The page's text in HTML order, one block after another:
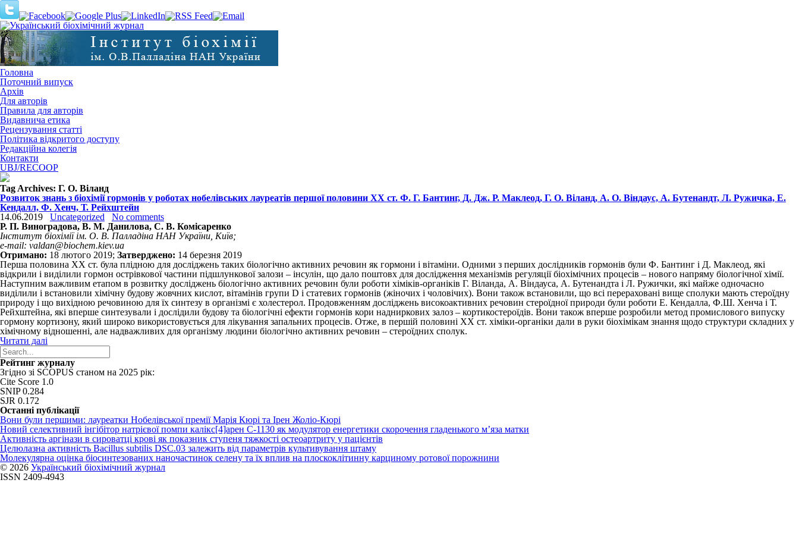
Головна
Поточний випуск
Архів
Для авторів
Правила для авторів
Видавнича етика
Рецензування статті
Політика відкритого доступу
Редакційна колегія
Контакти
UBJ/RECOOP
Tag Archives: Г. О. Віланд
Розвиток знань з біохімії гормонів у роботах нобелівських лауреатів першої половини ХХ ст. Ф. Г. Бантинг, Д. Дж. Р. Маклеод, Г. О. Віланд, А. О. Віндаус, А. Бутенандт, Л. Ружичка, Е.
Кендалл, Ф. Хенч, Т. Рейхштейн
14.06.2019
Uncategorized
No comments
Р. П. Виноградова, В. М. Данилова, С. В. Комісаренко
Інститут біохімії ім. О. В. Палладіна НАН України, Київ;
e-mail: valdan@biochem.kiev.ua
Отримано: 18 лютого 2019; Затверджено: 14 березня 2019
Перша половина ХХ ст. була плідною для досліджень таких біологічно активних речовин як гормони і вітаміни. Одними з перших дослідників гормонів були Ф. Бантинг і Д. Маклеод, які
відкрили і виділили гормон острівкової частини підшлункової залози – інсулін, що дало поштовх для дослідження механізмів регуляції біохімічних процесів – нового напряму біологічної хімії.
Наступним важливим етапом в розвитку досліджень біологічно активних речовин були роботи хіміків-органіків Г. Віланда, А. Віндауса, А. Бутенандта і Л. Ружички, які майже одночасно
виділили і встановили хімічну будову жовчних кислот, вітамінів групи D і статевих гормонів (жіночих і чоловічих). Вони також встановили, що всі перераховані вище сполуки мають стероїдну
природу і що вихідною речовиною для їх синтезу в організмі є холестерол. Продовженням досліджень високоактивних речовин стероїдної природи були роботи Е. Кендалла, Ф.Ш. Хенча і Т.
Рейхштейна, які вперше синтезували і дослідили будову та біологічні ефекти гормонів кори надниркових залоз – кортикостероїдів. Вони також вперше розробили метод промислового випуску
гормону кортизону, який широко використовується для лікування запальних процесів. Отже, в першій половині ХХ ст. хіміки-органіки дали в руки біохімікам знання щодо структури складних у
хімічному відношенні, але надважливих для організму людини біологічно активних речовин – стероїдних сполук.
Читати далі
Рейтинг журналу
Згідно зі SCOPUS станом на 2025 рік:
Cite Score 1.0
SNIP 0.284
SJR 0.172
Останні публікації
Вони були першими: лауреатки Нобелівської премії Марія Кюрі та Ірен Жоліо-Кюрі
Новий cелективний інгібітор натрієвої помпи калікс[4]арен C-1130 як модулятор енергетики скорочення гладенького м’яза матки
Активність аргінази в сироватці крові як показник ступеня тяжкості остеоартриту у пацієнтів
Целюлазна активність Bacillus subtilis DSC.03 залежить від параметрів культивування штаму
Молекулярна оцінка біосинтезованих наночастинок селену та їх вплив на плоскоклітинну карциному ротової порожнини
© 2026 Український біохімічний журнал
ISSN 2409-4943